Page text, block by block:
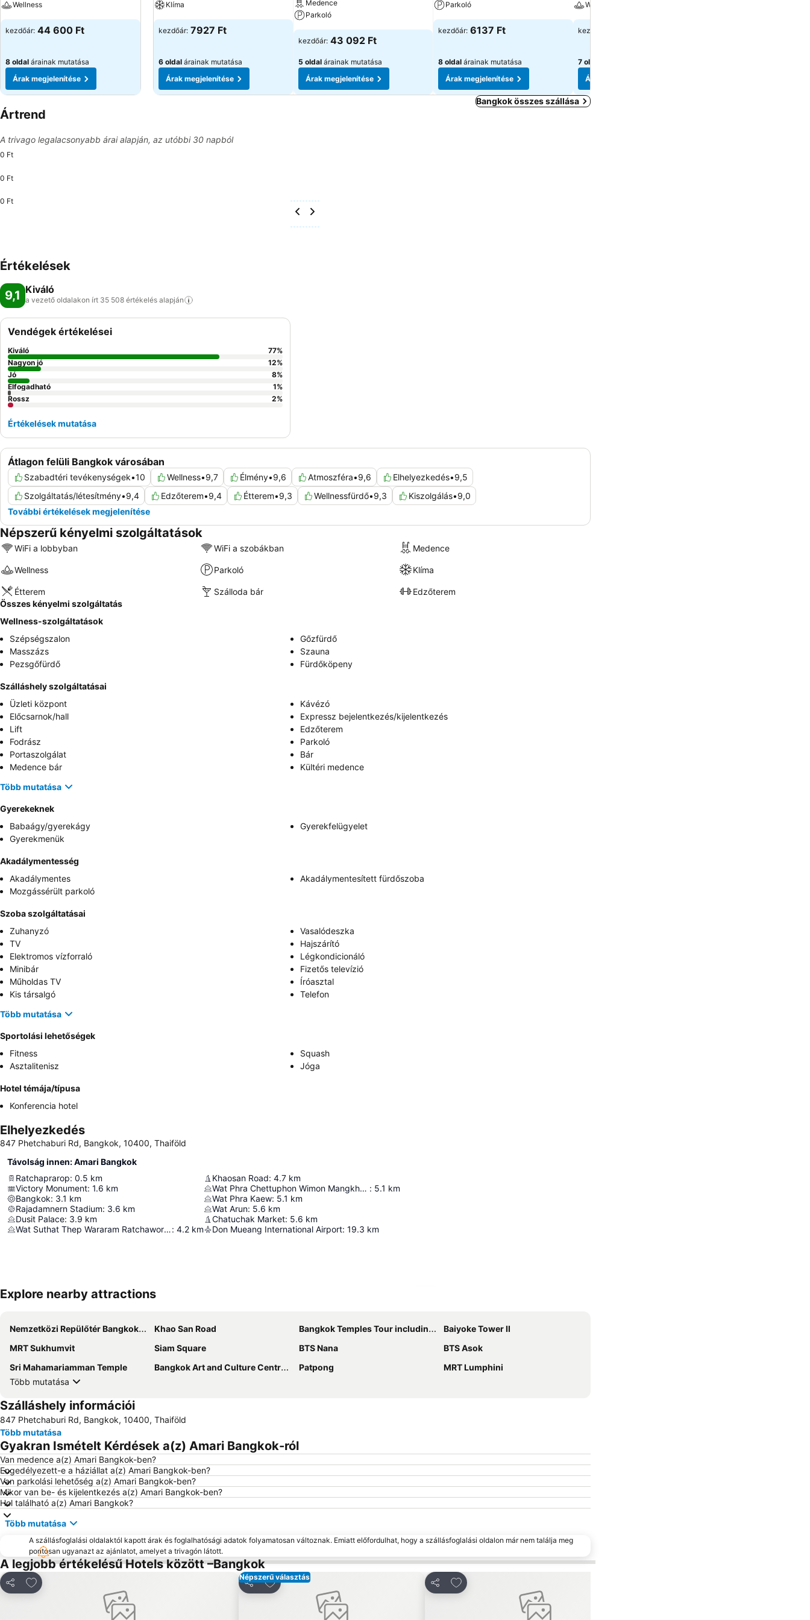
Wellness
kezdőár: 44 600 Ft
8 oldal árainak mutatása
Árak megjelenítése
Klíma
kezdőár: 7927 Ft
6 oldal árainak mutatása
Árak megjelenítése
Medence
Parkoló
kezdőár: 43 092 Ft
5 oldal árainak mutatása
Árak megjelenítése
Parkoló
kezdőár: 6137 Ft
8 oldal árainak mutatása
Árak megjelenítése
Wellness
kezdőár:
7 oldal
Árak megjelenítése
Bangkok összes szállása
Ártrend
A trivago legalacsonyabb árai alapján, az utóbbi 30 napból
0 Ft
0 Ft
0 Ft
Értékelések
9,1 Kiváló
a vezető oldalakon írt 35 508 értékelés alapján
Átlagon felüli Bangkok városában
Szabadtéri tevékenységek•10 Wellness•9,7 Élmény•9,6 Atmoszféra•9,6 Elhelyezkedés•9,5
Szolgáltatás/létesítmény•9,4 Edzőterem•9,4 Étterem•9,3 Wellnessfürdő•9,3 Kiszolgálás•9,0
További értékelések megjelenítése
Vendégek értékelései
Kiváló 77%
Nagyon jó
12%
Jó
8%
Elfogadható
1%
Rossz
2%
Értékelések mutatása
Népszerű kényelmi szolgáltatások
WiFi a lobbyban WiFi a szobákban Medence
Wellness Parkoló Klíma
Étterem Szálloda bár
Edzőterem
Összes kényelmi szolgáltatás
Wellness-szolgáltatások
Szépségszalon
Gőzfürdő
Masszázs
Szauna
Pezsgőfürdő
Fürdőköpeny
Szálláshely szolgáltatásai
Üzleti központ
Kávézó
Előcsarnok/hall
Expressz bejelentkezés/kijelentkezés
Lift
Edzőterem
Fodrász
Parkoló
Portaszolgálat
Bár
Medence bár
Kültéri medence
Több mutatása
Gyerekeknek
Babaágy/gyerekágy
Gyerekfelügyelet
Gyerekmenük
Akadálymentesség
Akadálymentes
Akadálymentesített fürdőszoba
Mozgássérült parkoló
Szoba szolgáltatásai
Zuhanyzó
Vasalódeszka
TV
Hajszárító
Elektromos vízforraló
Légkondicionáló
Minibár
Fizetős televízió
Műholdas TV
Íróasztal
Kis társalgó
Telefon
Több mutatása
Sportolási lehetőségek
Fitness
Squash
Asztalitenisz
Jóga
Hotel témája/típusa
Konferencia hotel
Elhelyezkedés
847 Phetchaburi Rd, Bangkok, 10400, Thaiföld
Távolság innen: Amari Bangkok
Ratchaprarop: 0.5 km
Victory Monument: 1.6 km
Bangkok: 3.1 km
Rajadamnern Stadium: 3.6 km
Dusit Palace: 3.9 km
Wat Suthat Thep Wararam Ratchaworamahawihan: 4.2 km
Khaosan Road: 4.7 km
Wat Phra Chettuphon Wimon Mangkhalaram Ratchaworamahawihan : 5.1 km
Wat Phra Kaew: 5.1 km
Wat Arun: 5.6 km
Chatuchak Market: 5.6 km
Don Mueang International Airport: 19.3 km
Explore nearby attractions
Nemzetközi Repülőtér Bangkok Suvarnabhumi Khao San Road Bangkok Temples Tour including reclining Buddha at Wat Pho
Baiyoke Tower II
MRT Sukhumvit
Siam Square BTS Nana
BTS Asok
Sri Mahamariamman Temple
Bangkok Art and Culture Centre BACC Patpong
MRT Lumphini
Több mutatása
Szálláshely információi
847 Phetchaburi Rd, Bangkok, 10400, Thaiföld
Több mutatása
Gyakran Ismételt Kérdések a(z) Amari Bangkok-ról
Van medence a(z) Amari Bangkok-ben?
Engedélyezett-e a háziállat a(z) Amari Bangkok-ben?
Van parkolási lehetőség a(z) Amari Bangkok-ben?
Mikor van be- és kijelentkezés a(z) Amari Bangkok-ben?
Hol található a(z) Amari Bangkok?
Több mutatása
A szállásfoglalási oldalaktól kapott árak és foglalhatósági adatok folyamatosan változnak. Emiatt előfordulhat, hogy a szállásfoglalási oldalon már nem találja meg
pontosan ugyanazt az ajánlatot, amelyet a trivagón látott.
A legjobb értékelésű Hotels között –Bangkok
Megosztás
Hozzáadás a kedvencekhez Népszerű választás
Megosztás
Hozzáadás a kedvencekhez
Megosztás
Hozzáadás a kedvencekhez